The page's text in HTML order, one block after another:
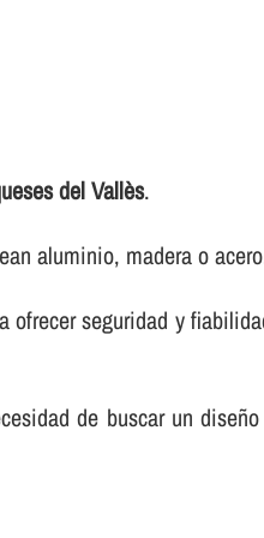
del Vallès.
aluminio, madera o
seguridad y
de buscar un